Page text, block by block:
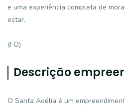
e uma experiência completa de
estar.
(FO)
Descrição
O Santa Adélia é um